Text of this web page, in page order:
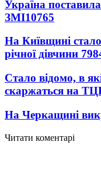
Україна
ЗМІ10765
На Київщині
річної дівчини
Стало відомо, в
скаржаться на
На Черкащині
Читати коментарі